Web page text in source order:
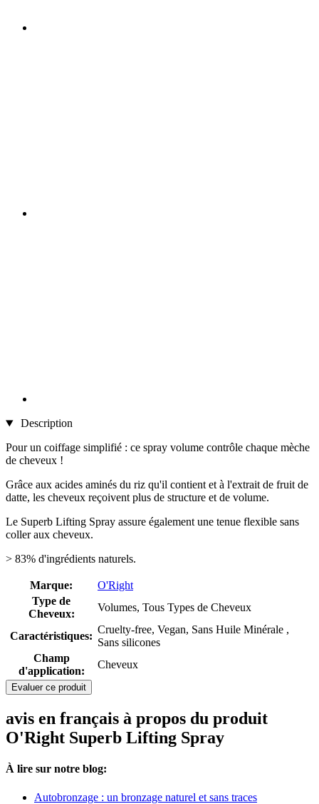
Description
Pour un coiffage simplifié : ce spray volume contrôle chaque mèche
de cheveux !
Grâce aux acides aminés du riz qu'il contient et à l'extrait de fruit de
datte, les cheveux reçoivent plus de structure et de volume.
Le Superb Lifting Spray assure également une tenue flexible sans
coller aux cheveux.
> 83% d'ingrédients naturels.
Marque:
O'Right
Type de
Cheveux:
Volumes, Tous Types de Cheveux
Caractéristiques:
Cruelty-free, Vegan, Sans Huile Minérale ,
Sans silicones
Champ
d'application:
Cheveux
Evaluer ce produit
avis en français à propos du produit
O'Right Superb Lifting Spray
À lire sur notre blog:
Autobronzage : un bronzage naturel et sans traces